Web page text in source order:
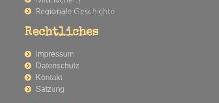
Regionale Geschichte
Rechtliches
Impressum
Datenschutz
Kontakt
Satzung